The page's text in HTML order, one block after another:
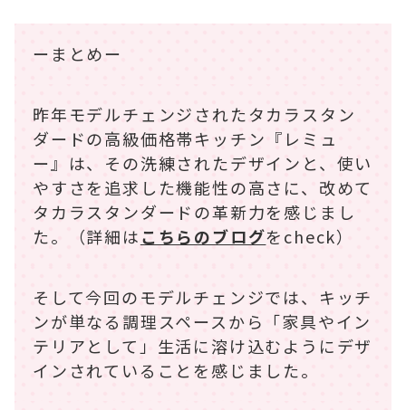
ーまとめー
昨年モデルチェンジされたタカラスタン
ダードの高級価格帯キッチン『レミュ
ー』は、その洗練されたデザインと、使い
やすさを追求した機能性の高さに、改めて
タカラスタンダードの革新力を感じまし
た。（詳細はこちらのブログをcheck）
そして今回のモデルチェンジでは、キッチ
ンが単なる調理スペースから「家具やイン
テリアとして」生活に溶け込むようにデザ
インされていることを感じました。